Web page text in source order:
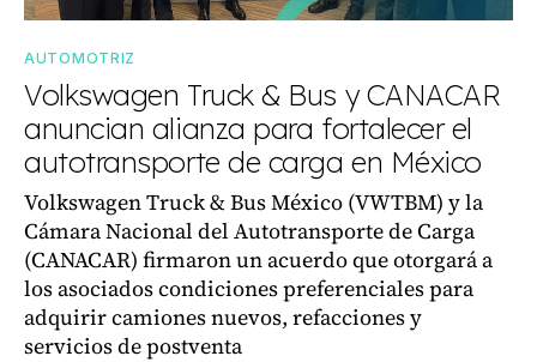
AUTOMOTRIZ
Volkswagen Truck & Bus y CANACAR
anuncian alianza para fortalecer el
autotransporte de carga en México
Volkswagen Truck & Bus México (VWTBM) y la
Cámara Nacional del Autotransporte de Carga
(CANACAR) firmaron un acuerdo que otorgará a
los asociados condiciones preferenciales para
adquirir camiones nuevos, refacciones y
servicios de postventa